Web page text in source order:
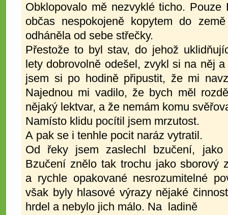
Obklopovalo mě nezvyklé ticho.
občas nespokojeně kopytem do
odháněla od sebe střečky.
Přestože to byl stav, do jehož
lety dobrovolně odešel, zvykl si na něj
jsem si po hodině připustit, že mi
Najednou mi vadilo, že bych měl
nějaký lektvar, a že nemám komu
Namísto klidu pocítil jsem mrzutost.
A pak se i tenhle pocit naráz vytratil.
Od řeky jsem zaslechl bzučení,
Bzučení znělo tak trochu jako sborový
a rychle opakované nesrozumitelné
však byly hlasové výrazy nějaké
hrdel a nebylo jich málo. Na ladině